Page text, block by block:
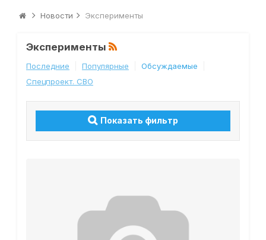
Новости Эксперименты
Эксперименты
Последние Популярные
Обсуждаемые
Спецпроект. СВО
Показать фильтр